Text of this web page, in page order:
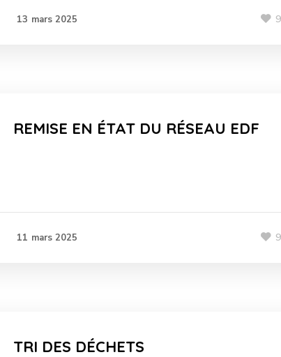
13 mars 2025
REMISE EN ÉTAT DU RÉSEAU EDF
11 mars 2025
TRI DES DÉCHETS